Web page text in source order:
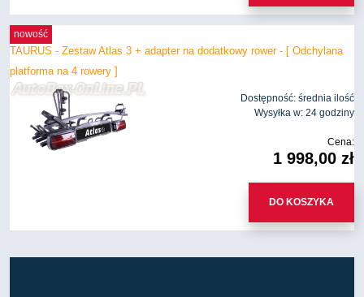
TAURUS - Zestaw Atlas 3 + adapter na dodatkowy rower - [ Odchylana
platforma na 4 rowery ]
Dostępność: średnia ilość
Wysyłka w: 24 godziny
Cena:
1 998,00 zł
DO KOSZYKA
nowość